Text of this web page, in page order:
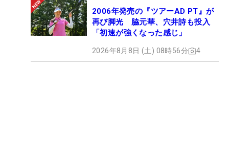
2006年発売の『ツアーAD PT』が
再び脚光 脇元華、穴井詩も投入
「初速が強くなった感じ」
2026年8月8日 (土) 08時56分 4